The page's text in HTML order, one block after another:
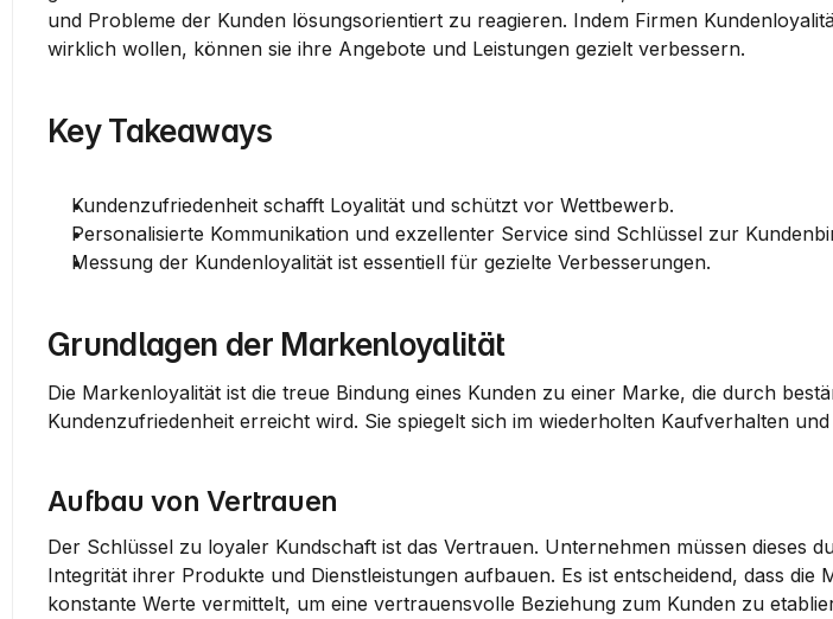
und Probleme der Kunden lösungsorientiert zu reagieren. Indem Firmen
wirklich wollen, können sie ihre Angebote und Leistungen gezielt verbessern.
Key Takeaways
Kundenzufriedenheit schafft Loyalität und schützt vor Wettbewerb.
Personalisierte Kommunikation und exzellenter Service sind Schlüssel zur
Messung der Kundenloyalität ist essentiell für gezielte Verbesserungen.
Grundlagen der Markenloyalität
Die Markenloyalität ist die treue Bindung eines Kunden zu einer Marke, die durch
Kundenzufriedenheit erreicht wird. Sie spiegelt sich im wiederholten Kaufverhalten
Aufbau von Vertrauen
Der Schlüssel zu loyaler Kundschaft ist das Vertrauen. Unternehmen müssen dieses
Integrität ihrer Produkte und Dienstleistungen aufbauen. Es ist entscheidend, dass die
konstante Werte vermittelt, um eine vertrauensvolle Beziehung zum Kunden zu